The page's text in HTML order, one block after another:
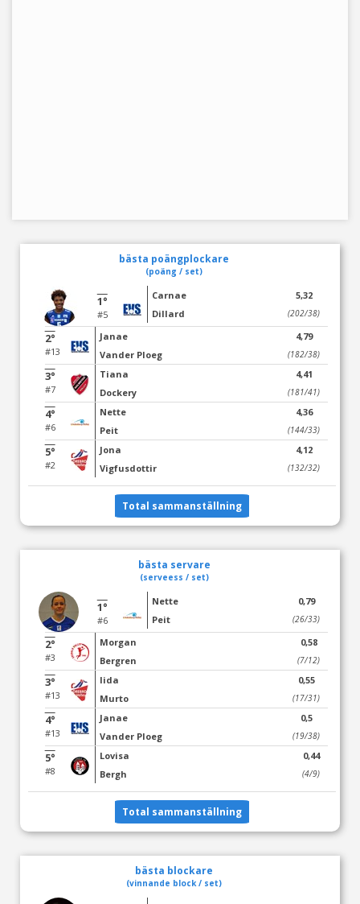
bästa poängplockare
(poäng / set)
1°
#5
Carnae
Dillard
5,32
(202/38)
2°
#13
Janae
Vander Ploeg
4,79
(182/38)
3°
#7
Tiana
Dockery
4,41
(181/41)
4°
#6
Nette
Peit
4,36
(144/33)
5°
#2
Jona
Vigfusdottir
4,12
(132/32)
Total sammanställning
bästa servare
(serveess / set)
1°
#6
Nette
Peit
0,79
(26/33)
2°
#3
Morgan
Bergren
0,58
(7/12)
3°
#13
Iida
Murto
0,55
(17/31)
4°
#13
Janae
Vander Ploeg
0,5
(19/38)
5°
#8
Lovisa
Bergh
0,44
(4/9)
Total sammanställning
bästa blockare
(vinnande block / set)